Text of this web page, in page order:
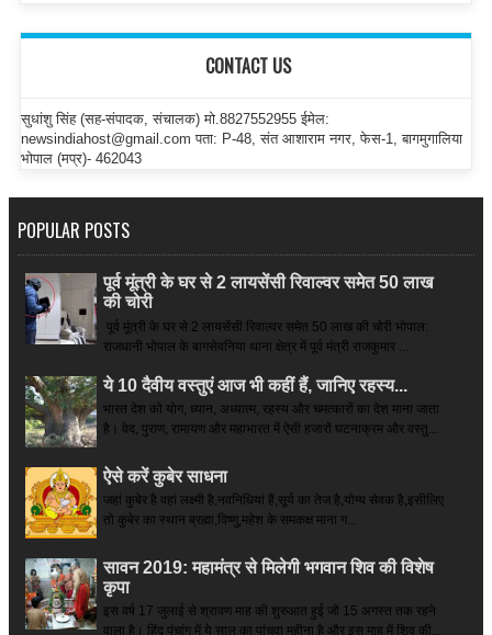
CONTACT US
सुधांशु सिंह (सह-संपादक, संचालक) मो.8827552955 ईमेल:
newsindiahost@gmail.com पता: P-48, संत आशाराम नगर, फेस-1, बागमुगालिया
भोपाल (मप्र)- 462043
POPULAR POSTS
पूर्व मूंत्री के घर से 2 लायसेंसी रिवाल्वर समेत 50 लाख
की चोरी
पूर्व मूंत्री के घर से 2 लायसेंसी रिवाल्वर समेत 50 लाख की चोरी भोपाल:
राजधानी भोपाल के बागसेवनिया थाना क्षेत्र में पूर्व मंत्री राजकुमार ...
ये 10 दैवीय वस्तुएं आज भी कहीं हैं, जानिए रहस्य...
भारत देश को योग, ध्यान, अध्यात्म, रहस्य और चमत्कारों का देश माना जाता
है। वेद, पुराण, रामायण और महाभारत में ऐसी हजारों घटनाक्रम और वस्तु...
ऐसे करें कुबेर साधना
जहां कुबेर है­ वहां लक्ष्मी है,नवनिधियां हैं,सूर्य का तेज है,योग्य सेवक है,इसीलिए
तो कुबेर का स्थान ब्रह्मा,विष्णु,महेश के समकक्ष माना ग...
सावन 2019: महामंत्र से मिलेगी भगवान शिव की विशेष
कृपा
इस वर्ष 17 जुलाई से श्रावण माह की शुरुआत हुई जो 15 अगस्त तक रहने
वाला है। हिंदू पंचांग में ये साल का पांचवा महीना है और इस माह में शिव की...